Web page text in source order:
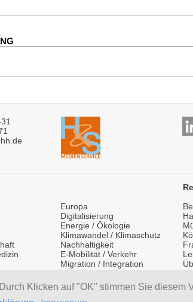
Klicken auf "OK" stimmen Sie diesem
Europa
Digitalisierung
Energie / Ökologie
Klimawandel / Klimaschutz
Nachhaltigkeit
E-Mobilität / Verkehr
Migration / Integration
Vorträge / Keynotes